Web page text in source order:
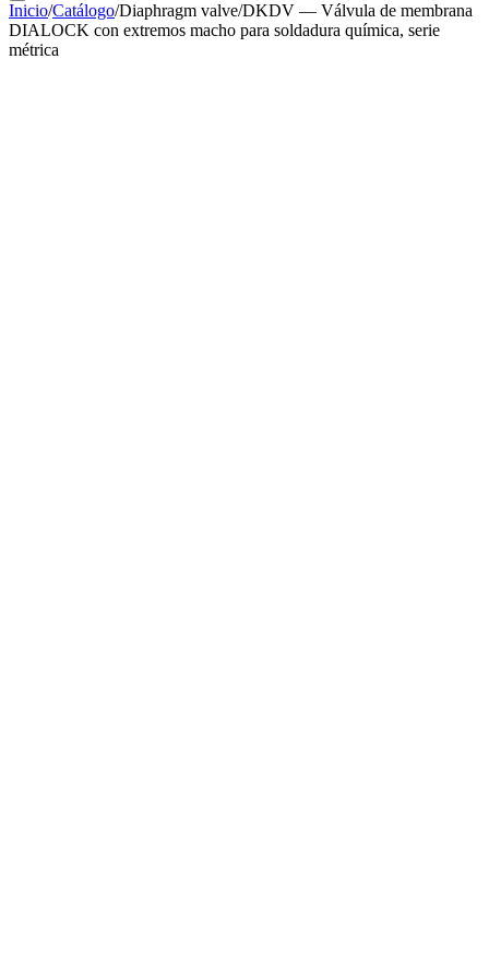
Inicio/Catálogo/Diaphragm valve/DKDV — Válvula de membrana
DIALOCK con extremos macho para soldadura química, serie
métrica